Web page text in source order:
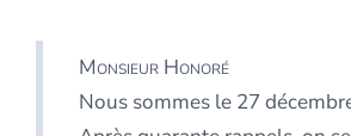
Monsieur Honoré
Nous sommes le 27